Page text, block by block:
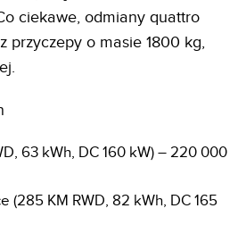
ciekawe, odmiany quattro
przyczepy o masie 1800 kg,
63 kWh, DC 160 kW) – 220 000
(285 KM RWD, 82 kWh, DC 165